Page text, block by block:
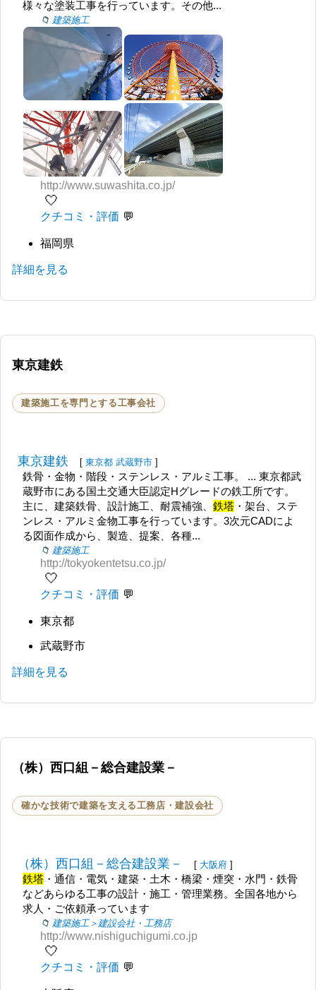
様々な塗装工事を行っています。その他...
建築施工
http://www.suwashita.co.jp/
🤍
クチコミ・評価
福岡県
詳細を見る
東京建鉄
建築施工を専門とする工事会社
東京建鉄 [ 東京都 武蔵野市 ]
鉄骨・金物・階段・ステンレス・アルミ工事。 ... 東京都武
蔵野市にある国土交通大臣認定Hグレードの鉄工所です。
主に、建築鉄骨、設計施工、耐震補強、鉄塔 ・架台、ステ
ンレス・アルミ金物工事を行っています。3次元CADによ
る図面作成から、製造、提案、各種...
建築施工
http://tokyokentetsu.co.jp/
🤍
クチコミ・評価
東京都
武蔵野市
詳細を見る
（株）西口組－総合建設業－
確かな技術で建築を支える工務店・建設会社
（株）西口組－総合建設業－ [ 大阪府 ]
鉄塔 ・通信・電気・建築・土木・橋梁・煙突・水門・鉄骨
などあらゆる工事の設計・施工・管理業務。全国各地から
求人・ご依頼承っています
建築施工＞建設会社・工務店
http://www.nishiguchigumi.co.jp
🤍
クチコミ・評価